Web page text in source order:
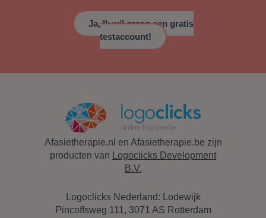
Ja, Ik wil graag een gratis
testaccount!
Afasietherapie.nl en Afasietherapie.be zijn
producten van
Logoclicks Development
B.V.
Logoclicks Nederland: Lodewijk
Pincoffsweg 111, 3071 AS Rotterdam